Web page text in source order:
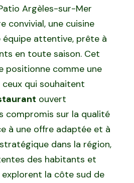
Argèles-sur-Mer
convivial, une cuisine
attentive, prête à
en toute saison. Cet
positionne comme une
qui souhaitent
ouvert
compromis sur la qualité
à une offre adaptée et à
dans la région,
des habitants et
la côte sud de